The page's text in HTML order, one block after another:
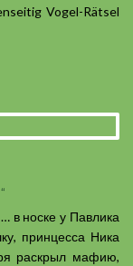
Vogel-Rätsel
в носке у Павлика
принцесса Ника
раскрыл мафию,